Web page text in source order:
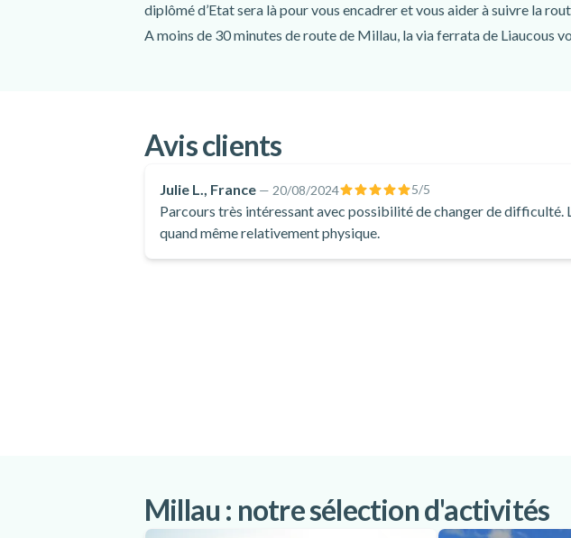
Vêtements de sport adaptés à la météo
Chaussures de sport ou de randonnée
diplômé d’Etat sera là pour vous encadrer et vous aider à suivre la
A moins de 30 minutes de route de Millau, la via ferrata de Liaucous
Avis clients
Julie L., France — 20/08/2024 5/5
Parcours très intéressant avec possibilité de changer de difficulté.
quand même relativement physique.
Millau : notre sélection d'activités